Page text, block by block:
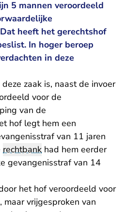
5 mannen veroordeeld
heeft het gerechtshof
In hoger beroep
in deze
zaak is, naast de invoer
voor de
van de
hof legt hem een
van 11 jaren
rechtbank had hem eerder
gevangenisstraf van 14
het hof veroordeeld voor
maar vrijgesproken van